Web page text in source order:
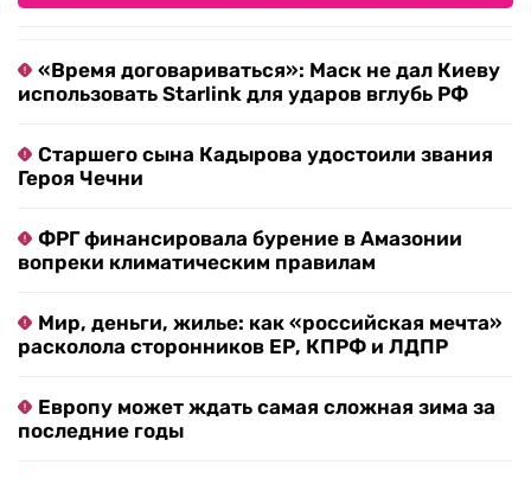
«Время договариваться»: Маск не дал Киеву
использовать Starlink для ударов вглубь РФ
Старшего сына Кадырова удостоили звания
Героя Чечни
ФРГ финансировала бурение в Амазонии
вопреки климатическим правилам
Мир, деньги, жилье: как «российская мечта»
расколола сторонников ЕР, КПРФ и ЛДПР
Европу может ждать самая сложная зима за
последние годы